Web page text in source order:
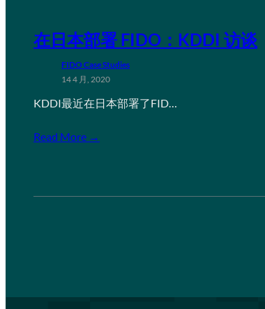
在日本部署 FIDO：KDDI 访谈
FIDO Case Studies
14 4 月, 2020
KDDI最近在日本部署了FID…
Read More →